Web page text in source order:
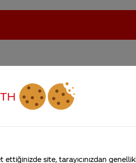
Coca-Cola’yı kim buldu?
esnasında
site, tarayıcınızdan